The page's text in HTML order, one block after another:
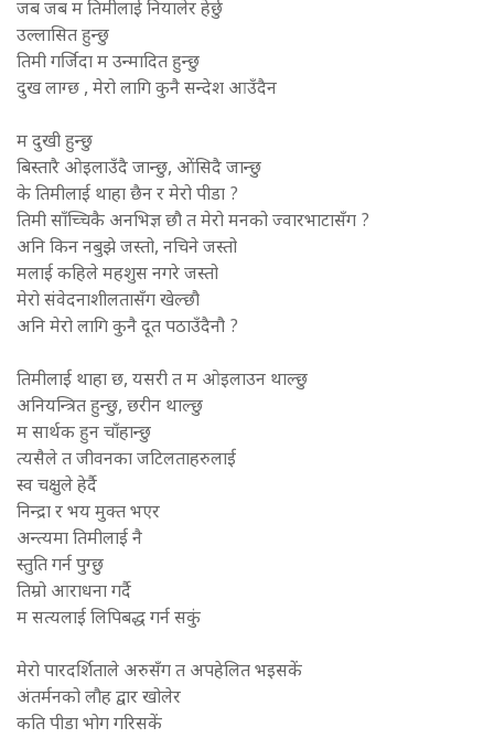
जब जब म तिमीलाई नियालेर हेर्छु
उल्लासित हुन्छु
तिमी गर्जिदा म उन्मादित हुन्छु
दुख लाग्छ , मेरो लागि कुनै सन्देश आउँदैन
म दुखी हुन्छु
बिस्तारै ओइलाउँदै जान्छु, ओंसिदै जान्छु
के तिमीलाई थाहा छैन र मेरो पीडा ?
तिमी साँच्चिकै अनभिज्ञ छौ त मेरो मनको ज्वारभाटासँग ?
अनि किन नबुझे जस्तो, नचिने जस्तो
मलाई कहिले महशुस नगरे जस्तो
मेरो संवेदनाशीलतासँग खेल्छौ
अनि मेरो लागि कुनै दूत पठाउँदैनौ ?
तिमीलाई थाहा छ, यसरी त म ओइलाउन थाल्छु
अनियन्त्रित हुन्छु, छरीन थाल्छु
म सार्थक हुन चाँहान्छु
त्यसैले त जीवनका जटिलताहरुलाई
स्व चक्षुले हेर्दै
निन्द्रा र भय मुक्त भएर
अन्त्यमा तिमीलाई नै
स्तुति गर्न पुग्छु
तिम्रो आराधना गर्दै
म सत्यलाई लिपिबद्ध गर्न सकुं
मेरो पारदर्शिताले अरुसँग त अपहेलित भइसकें
अंतर्मनको लौह द्वार खोलेर
कति पीडा भोग गरिसकें